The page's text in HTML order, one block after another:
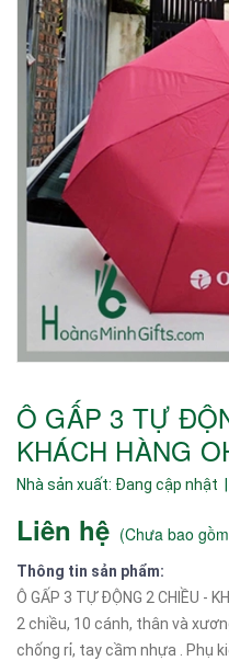
Ô GẤP 3 TỰ
KHÁCH HÀNG
Nhà sản xuất: Đang cập nhật
Liên hệ (Chưa bao
Thông tin sản phẩm:
Ô GẤP 3 TỰ ĐỘNG 2 CHIỀU -
2 chiều, 10 cánh, thân và
chống rỉ, tay cầm nhựa . Phụ